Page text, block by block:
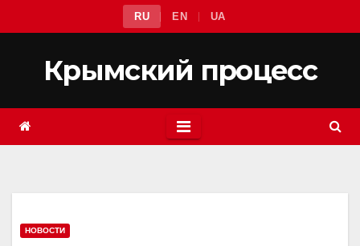
к
содержимому
RU EN UA
Крымский процесс
НОВОСТИ